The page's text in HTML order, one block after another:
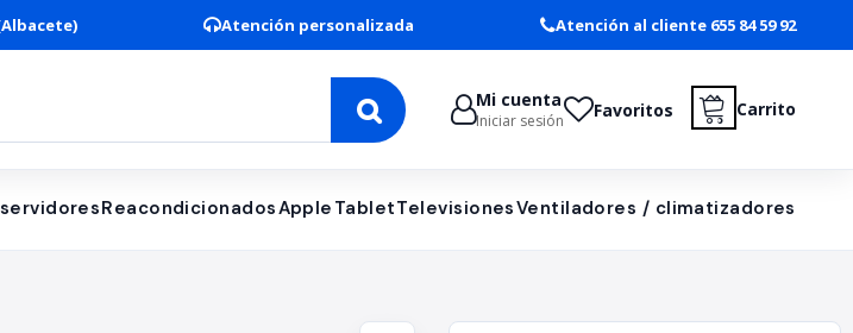
Atención personalizada Atención al cliente 655 84 59 92
Mi cuenta
Iniciar sesión Favoritos Carrito
ReacondicionadosApple TabletTelevisionesVentiladores / climatizadores